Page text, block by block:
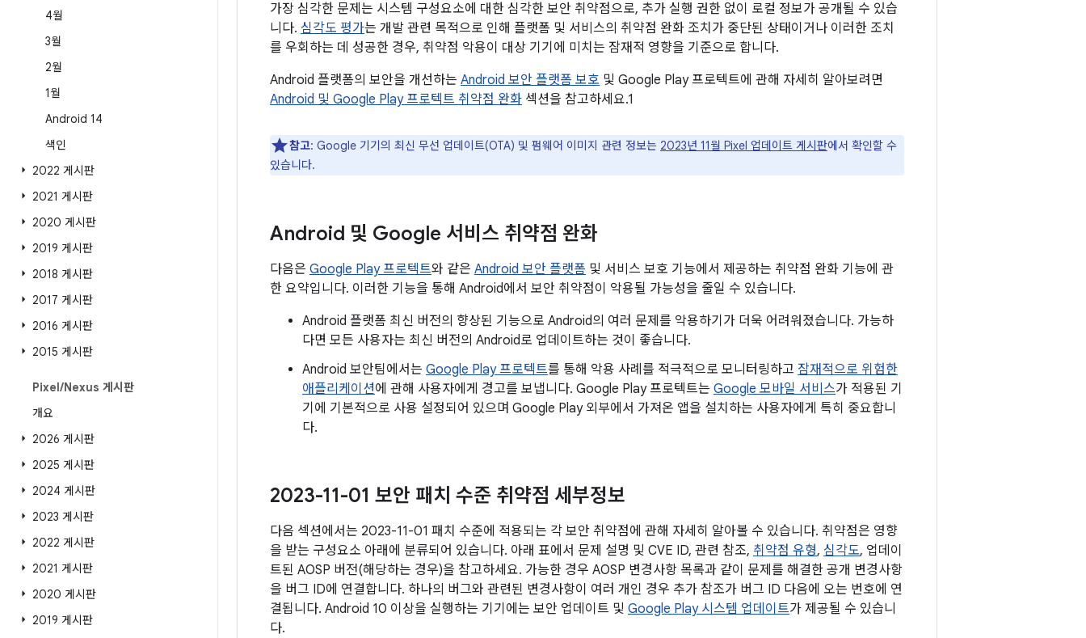
4월
3월
2월
1월
Android 14
색인
2022 게시판
2021 게시판
2020 게시판
2019 게시판
2018 게시판
2017 게시판
2016 게시판
2015 게시판
Pixel/Nexus 게시판
개요
2026 게시판
2025 게시판
2024 게시판
2023 게시판
2022 게시판
2021 게시판
2020 게시판
2019 게시판
가장 심각한 문제는 시스템 구성요소에 대한 심각한 보안 취약점으로, 추가 실행 권한 없이 로컬 정보가 공개될 수 있습
니다. 심각도 평가는 개발 관련 목적으로 인해 플랫폼 및 서비스의 취약점 완화 조치가 중단된 상태이거나 이러한 조치
를 우회하는 데 성공한 경우, 취약점 악용이 대상 기기에 미치는 잠재적 영향을 기준으로 합니다.
Android 플랫폼의 보안을 개선하는 Android 보안 플랫폼 보호 및 Google Play 프로텍트에 관해 자세히 알아보려면
Android 및 Google Play 프로텍트 취약점 완화 섹션을 참고하세요.1
참고: Google 기기의 최신 무선 업데이트(OTA) 및 펌웨어 이미지 관련 정보는 2023년 11월 Pixel 업데이트 게시판에서 확인할 수
있습니다.
Android 및 Google 서비스 취약점 완화
다음은 Google Play 프로텍트와 같은 Android 보안 플랫폼 및 서비스 보호 기능에서 제공하는 취약점 완화 기능에 관
한 요약입니다. 이러한 기능을 통해 Android에서 보안 취약점이 악용될 가능성을 줄일 수 있습니다.
Android 플랫폼 최신 버전의 향상된 기능으로 Android의 여러 문제를 악용하기가 더욱 어려워졌습니다. 가능하
다면 모든 사용자는 최신 버전의 Android로 업데이트하는 것이 좋습니다.
Android 보안팀에서는 Google Play 프로텍트를 통해 악용 사례를 적극적으로 모니터링하고 잠재적으로 위험한
애플리케이션에 관해 사용자에게 경고를 보냅니다. Google Play 프로텍트는 Google 모바일 서비스가 적용된 기
기에 기본적으로 사용 설정되어 있으며 Google Play 외부에서 가져온 앱을 설치하는 사용자에게 특히 중요합니
다.
2023-11-01 보안 패치 수준 취약점 세부정보
다음 섹션에서는 2023-11-01 패치 수준에 적용되는 각 보안 취약점에 관해 자세히 알아볼 수 있습니다. 취약점은 영향
을 받는 구성요소 아래에 분류되어 있습니다. 아래 표에서 문제 설명 및 CVE ID, 관련 참조, 취약점 유형, 심각도, 업데이
트된 AOSP 버전(해당하는 경우)을 참고하세요. 가능한 경우 AOSP 변경사항 목록과 같이 문제를 해결한 공개 변경사항
을 버그 ID에 연결합니다. 하나의 버그와 관련된 변경사항이 여러 개인 경우 추가 참조가 버그 ID 다음에 오는 번호에 연
결됩니다. Android 10 이상을 실행하는 기기에는 보안 업데이트 및 Google Play 시스템 업데이트가 제공될 수 있습니
다.